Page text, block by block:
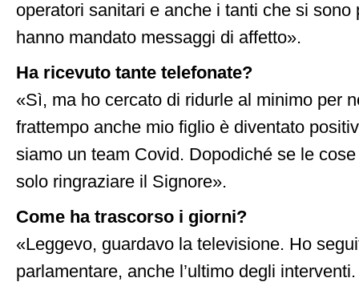
operatori sanitari e anche i tanti che si sono
hanno mandato messaggi di affetto».
Ha ricevuto tante telefonate?
«Sì, ma ho cercato di ridurle al minimo per
frattempo anche mio figlio è diventato
siamo un team Covid. Dopodiché se le
solo ringraziare il Signore».
Come ha trascorso i giorni?
«Leggevo, guardavo la televisione. Ho
parlamentare, anche l’ultimo degli